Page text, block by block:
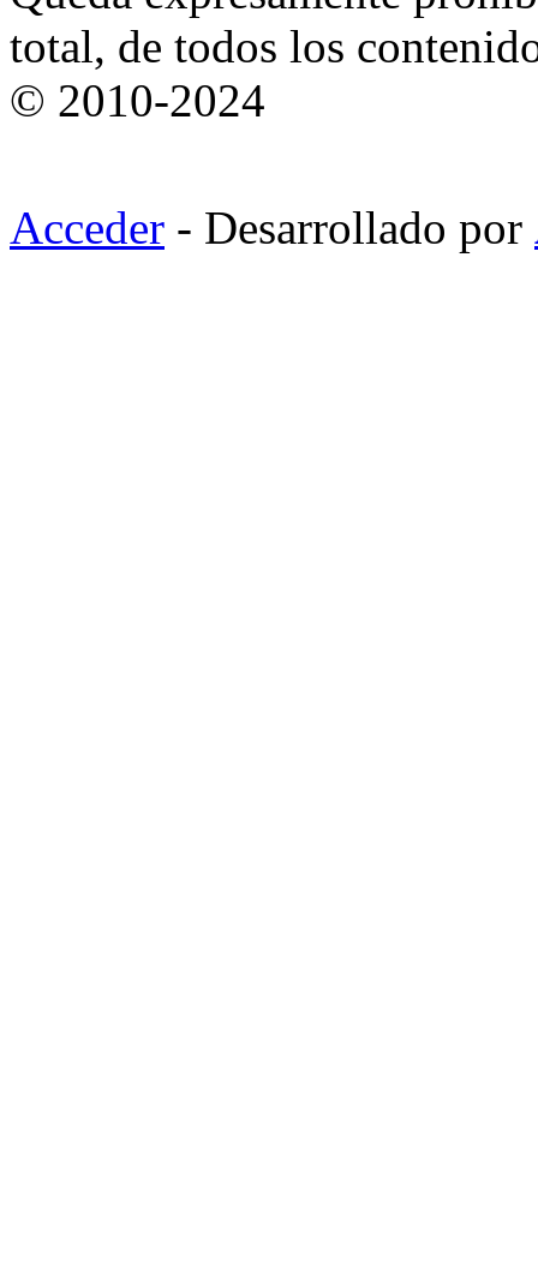
total, de todos los
© 2010-2024
Acceder - Desarrollado por